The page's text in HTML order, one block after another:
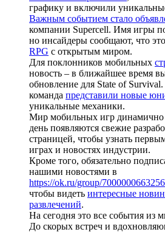
графику и включили
Важным событием стало
компании Supercell. Имя игры
но инсайдеры сообщают, что
RPG с открытым миром.
Для поклонников мобильных
новость – в ближайшее время
обновление для State of
команда представили новые
уникальные механики.
Мир мобильных игр динамично
день появляются свежие
страницей, чтобы узнать
играх и новостях индустрии.
Кроме того, обязательно
нашими новостями в
https://ok.ru/group/
чтобы видеть интересные
развлечений.
На сегодня это все события из
До скорых встреч и